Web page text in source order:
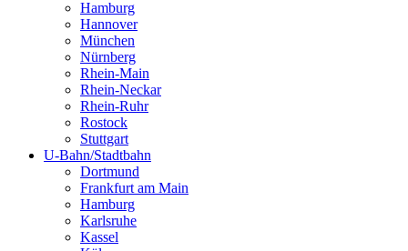
Hamburg
Hannover
München
Nürnberg
Rhein-Main
Rhein-Neckar
Rhein-Ruhr
Rostock
Stuttgart
U-Bahn/Stadtbahn
Dortmund
Frankfurt am Main
Hamburg
Karlsruhe
Kassel